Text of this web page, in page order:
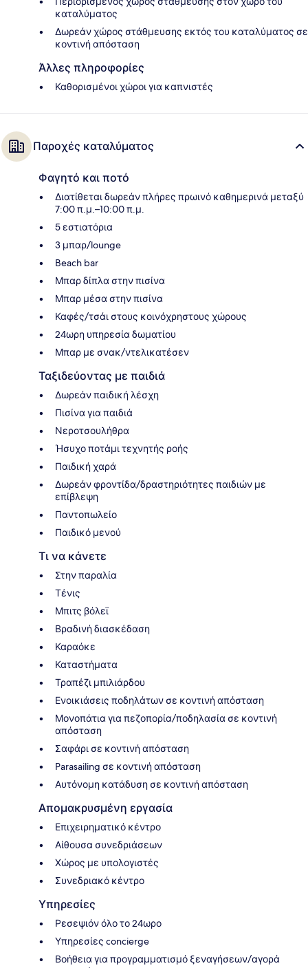
καταλύματος
Δωρεάν χώρος στάθμευσης εκτός του καταλύματος σε
κοντινή απόσταση
Άλλες πληροφορίες
Καθορισμένοι χώροι για καπνιστές
Παροχές καταλύματος
Φαγητό και ποτό
Διατίθεται δωρεάν πλήρες πρωινό καθημερινά μεταξύ
7:00 π.μ.–10:00 π.μ.
5 εστιατόρια
3 μπαρ/lounge
Beach bar
Μπαρ δίπλα στην πισίνα
Μπαρ μέσα στην πισίνα
Καφές/τσάι στους κοινόχρηστους χώρους
24ωρη υπηρεσία δωματίου
Μπαρ με σνακ/ντελικατέσεν
Ταξιδεύοντας με παιδιά
Δωρεάν παιδική λέσχη
Πισίνα για παιδιά
Νεροτσουλήθρα
Ήσυχο ποτάμι τεχνητής ροής
Παιδική χαρά
Δωρεάν φροντίδα/δραστηριότητες παιδιών με
επίβλεψη
Παντοπωλείο
Παιδικό μενού
Τι να κάνετε
Στην παραλία
Τένις
Μπιτς βόλεϊ
Βραδινή διασκέδαση
Καραόκε
Καταστήματα
Τραπέζι μπιλιάρδου
Ενοικιάσεις ποδηλάτων σε κοντινή απόσταση
Μονοπάτια για πεζοπορία/ποδηλασία σε κοντινή
απόσταση
Σαφάρι σε κοντινή απόσταση
Parasailing σε κοντινή απόσταση
Αυτόνομη κατάδυση σε κοντινή απόσταση
Απομακρυσμένη εργασία
Επιχειρηματικό κέντρο
Αίθουσα συνεδριάσεων
Χώρος με υπολογιστές
Συνεδριακό κέντρο
Υπηρεσίες
Ρεσεψιόν όλο το 24ωρο
Υπηρεσίες concierge
Βοήθεια για προγραμματισμό ξεναγήσεων/αγορά